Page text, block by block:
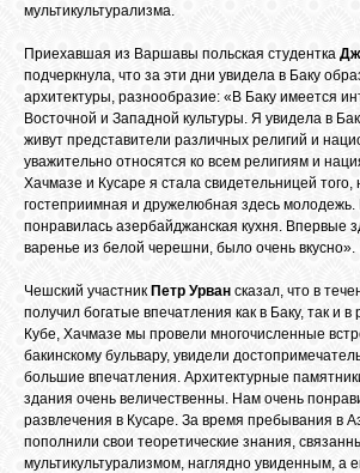
мультикультурализма.
Приехавшая из Варшавы польская студентка
подчеркнула, что за эти дни увидела в Баку
архитектуры, разнообразие: «В Баку имеется
Восточной и Западной культуры. Я увидела в
живут представители различных религий и
уважительно относятся ко всем религиям и
Хачмазе и Кусаре я стала свидетельницей того,
гостеприимная и дружелюбная здесь
понравилась азербайджанская кухня. Впервые
варенье из белой черешни, было очень вкусно».
Чешский участник Петр Урван сказал, что в
получил богатые впечатления как в Баку, так и в
Кубе, Хачмазе мы провели многочисленные
бакинскому бульвару, увидели
большие впечатления. Архитектурные
здания очень величественны. Нам очень
развлечения в Кусаре. За время пребывания в
пополнили свои теоретические знания,
мультикультурализмом, наглядно увиденным,